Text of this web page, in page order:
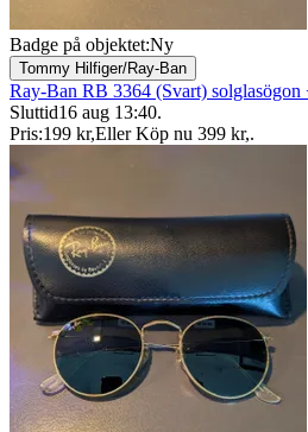
Badge på objektet:Ny
Tommy Hilfiger/Ray-Ban
Ray-Ban RB 3364 (Svart)
Sluttid16 aug 13:40.
Pris:199 kr,Eller Köp nu 399 kr,.